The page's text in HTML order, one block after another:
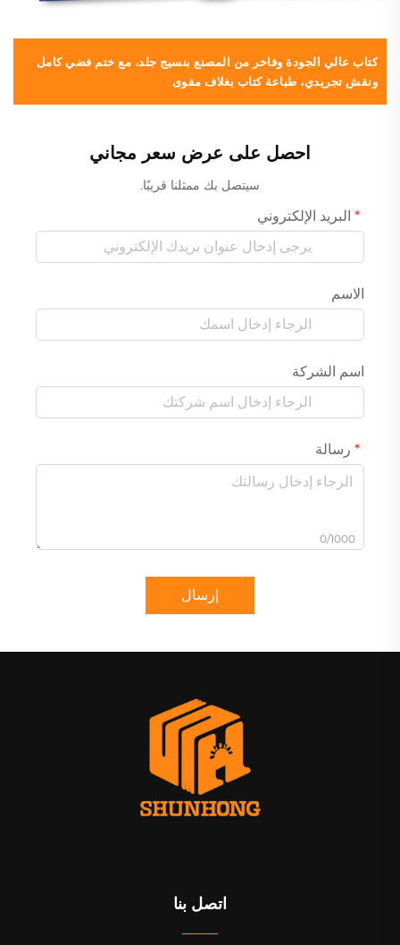
كتاب عالي الجودة وفاخر من المصنع بنسيج جلد، مع ختم فضي كامل
ونقش تجريدي، طباعة كتاب بغلاف مقوى
احصل على عرض سعر مجاني
سيتصل بك ممثلنا قريبًا.
البريد الإلكتروني
الاسم
اسم الشركة
رسالة
0/1000
إرسال
اتصل بنا